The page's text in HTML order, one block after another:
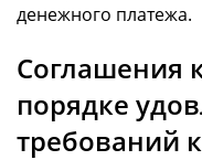
денежного платежа.
Соглашения
порядке
требований